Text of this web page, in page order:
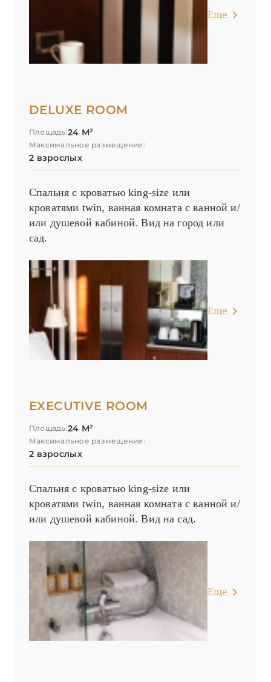
Le Bristol Paris
Le Cinq Codet
Le Meurice
Lutetia, Paris
Maison Albar – Le Diamond
Maison Albar – Le Pont-Neuf
Maison Albar – Le Vendome
Maison Albar- Le Champs-Elysées
Maison Boissière – BARNES Residences
Mandarin Oriental, Paris
Shangri-La, Paris
Villa Junot
Еще
DELUXE ROOM
Площадь:24 М²
Максимальное размещение:
2 взрослых
Спальня с кроватью king-size или
кроватями twin, ванная комната с ванной и/
или душевой кабиной. Вид на город или
сад.
Еще
EXECUTIVE ROOM
Площадь:24 М²
Максимальное размещение:
2 взрослых
Спальня с кроватью king-size или
кроватями twin, ванная комната с ванной и/
или душевой кабиной. Вид на сад.
Еще